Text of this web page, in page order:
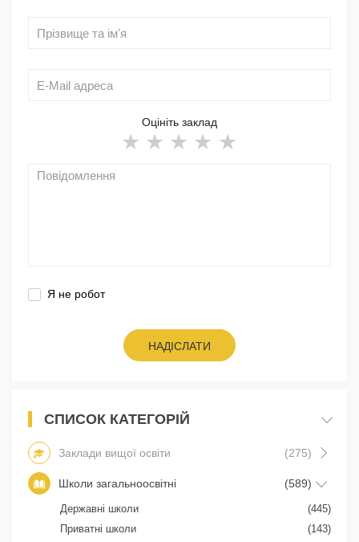
Оцініть заклад
Я не робот
НАДІСЛАТИ
СПИСОК КАТЕГОРІЙ
Заклади вищої освіти (275)
Школи загальноосвітні (589)
Державні школи
(445)
Приватні школи
(143)